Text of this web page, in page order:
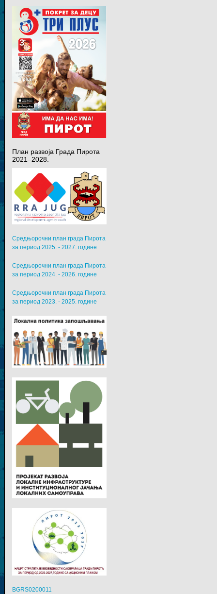
План развоја Града Пирота
2021–2028.
Средњорочни план града Пирота
за период 2025. - 2027. године
Средњорочни план града Пирота
за период 2024. - 2026. године
Средњорочни план града Пирота
за период 2023. - 2025. године
BGRS0200011